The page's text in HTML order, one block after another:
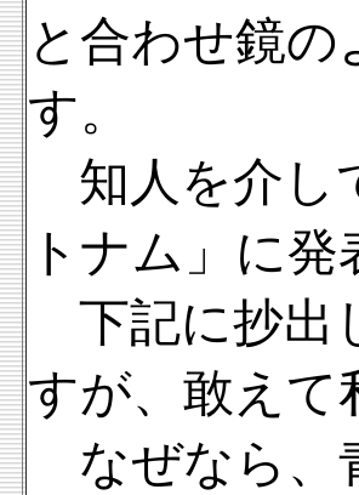
と合わせ鏡
す。
知人を介し
トナム」に
下記に抄出
すが、敢えて
なぜなら、